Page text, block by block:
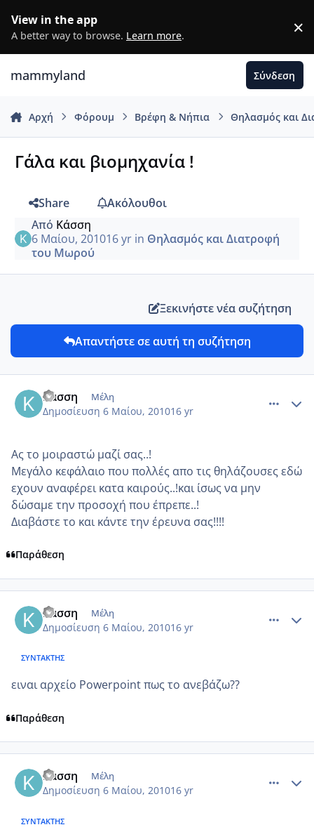
View in the app
A better way to browse. Learn more. ×
mammyland Σύνδεση
Αρχή Φόρουμ Βρέφη & Νήπια Θηλασμός και
Γάλα και βιομηχανία !
Share
Ακόλουθοι
Από Κάσση
6 Μαίου, 201016 yrin Θηλασμός και Διατροφή
του Μωρού
Ξεκινήστε νέα συζήτηση
Απαντήστε σε αυτή τη συζήτηση
Κάσση Μέλη
Δημοσίευση 6 Μαίου, 201016 yr
Ας το μοιραστώ μαζί σας..!
Μεγάλο κεφάλαιο που πολλές απο τις θηλάζουσες εδώ
εχουν αναφέρει κατα καιρούς..!και ίσως να μην
δώσαμε την προσοχή που έπρεπε..!
Διαβάστε το και κάντε την έρευνα σας!!!!
Παράθεση
Κάσση Μέλη
Δημοσίευση 6 Μαίου, 201016 yr
ΣΥΝΤΆΚΤΗΣ
ειναι αρχείο Powerpoint πως το ανεβάζω??
Παράθεση
Κάσση Μέλη
Δημοσίευση 6 Μαίου, 201016 yr
ΣΥΝΤΆΚΤΗΣ